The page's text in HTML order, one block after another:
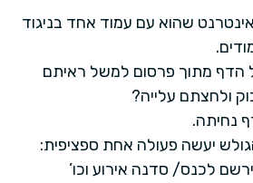
שהוא עם עמוד אחד בניגוד
הדף מתוך פרסום למשל ראיתם
ולחצתם עלייה?
נחיתה.
יעשה פעולה אחת ספציפית:
לכנס/ סדנה אירוע וכו’